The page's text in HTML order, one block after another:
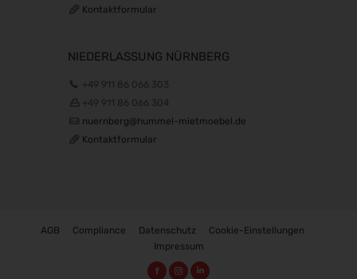
Kontaktformular
NIEDERLASSUNG NÜRNBERG
+49 911 86 066 303
+49 911 86 066 304
nuernberg@hummel-mietmoebel.de
Kontaktformular
AGB Compliance Datenschutz
Cookie-Einstellungen
Impressum